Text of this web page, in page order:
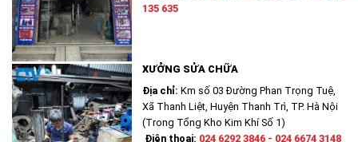
135 635
XƯỞNG SỬA CHỮA
Địa chỉ: Km số 03 Đường Phan Trọng Tuệ,
Xã Thanh Liệt, Huyện Thanh Trì, TP. Hà Nội
(Trong Tổng Kho Kim Khí Số 1)
Điện thoại: 024 6292 3846 - 024 6674 3148